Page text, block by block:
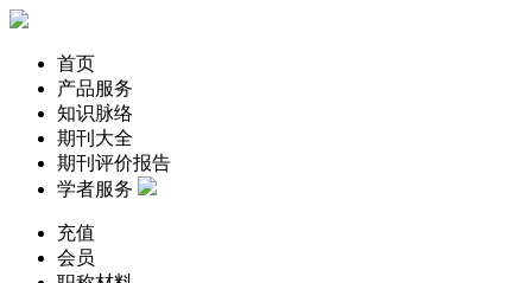
首页
产品服务
知识脉络
期刊大全
期刊评价报告
学者服务
充值
会员